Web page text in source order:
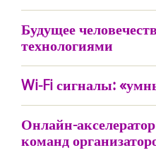
Будущее
технологиями
Wi-Fi сигналы:
Онлайн-
команд